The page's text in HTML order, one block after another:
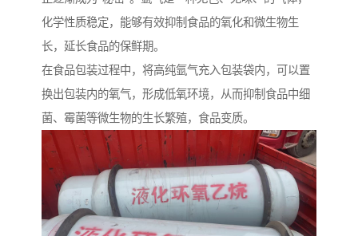
化学性质稳定，能够有效抑制食品的氧化和微生物生
长，延长食品的保鲜期。
在食品包装过程中，将高纯氩气充入包装袋内，可以置
换出包装内的氧气，形成低氧环境，从而抑制食品中细
菌、霉菌等微生物的生长繁殖，食品变质。